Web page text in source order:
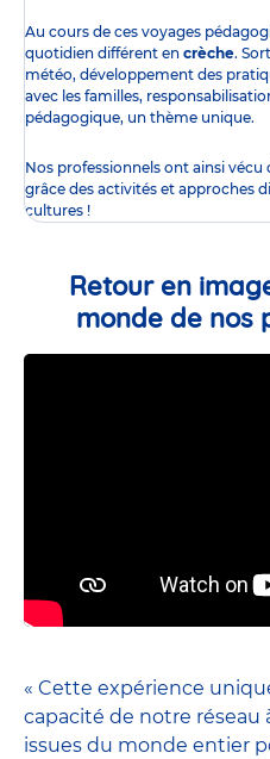
Au cours de ces voyages
quotidien différent en crèche.
météo, développement des
avec les familles,
pédagogique, un thème unique.
Nos professionnels ont ainsi vécu
grâce des activités et approches
cultures !
Retour en
monde de nos
« Cette expérience
capacité de notre réseau
issues du monde entier